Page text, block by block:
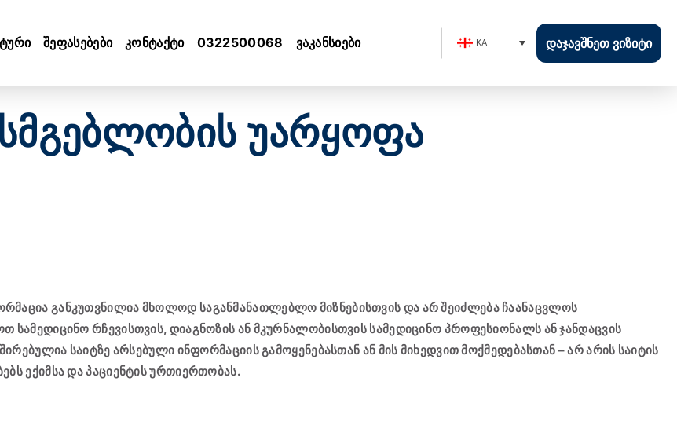
შეფასებები კონტაქტი 0322500068 ვაკანსიები KA ᲓᲐᲯᲐᲕᲨᲜᲔᲗ ᲕᲘᲖᲘᲢᲘ
უარყოფა
განკუთვნილია მხოლოდ საგანმანათლებლო მიზნებისთვის და არ შეიძლება ჩაანაცვლოს
რჩევისთვის, დიაგნოზის ან მკურნალობისთვის სამედიცინო პროფესიონალს ან ჯანდაცვის
საიტზე არსებული ინფორმაციის გამოყენებასთან ან მის მიხედვით მოქმედებასთან – არ არის საიტის
ექიმსა და პაციენტის ურთიერთობას.